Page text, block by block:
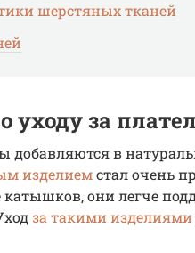
шерстяных тканей
уходу за
добавляются в
изделиемстал очень
они легче
за такими изделиями